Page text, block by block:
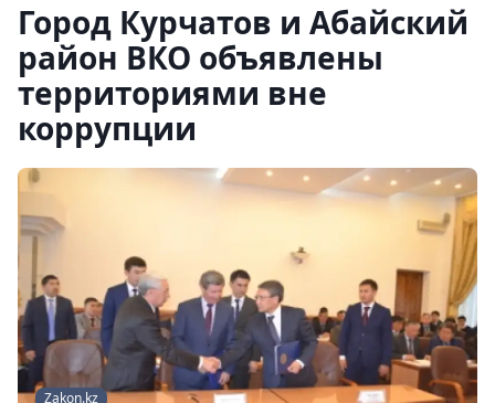
Город Курчатов и Абайский
район ВКО объявлены
территориями вне
коррупции
Zakon.kz